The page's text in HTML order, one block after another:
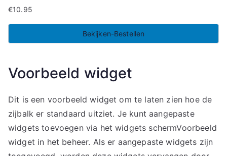
€10.95
Bekijken-Bestellen
Voorbeeld widget
Dit is een voorbeeld widget om te laten zien hoe de
zijbalk er standaard uitziet. Je kunt aangepaste
widgets toevoegen via het widgets schermVoorbeeld
widget in het beheer. Als er aangepaste widgets zijn